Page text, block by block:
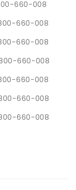
660-008
660-008
660-008
660-008
660-008
660-008
660-008